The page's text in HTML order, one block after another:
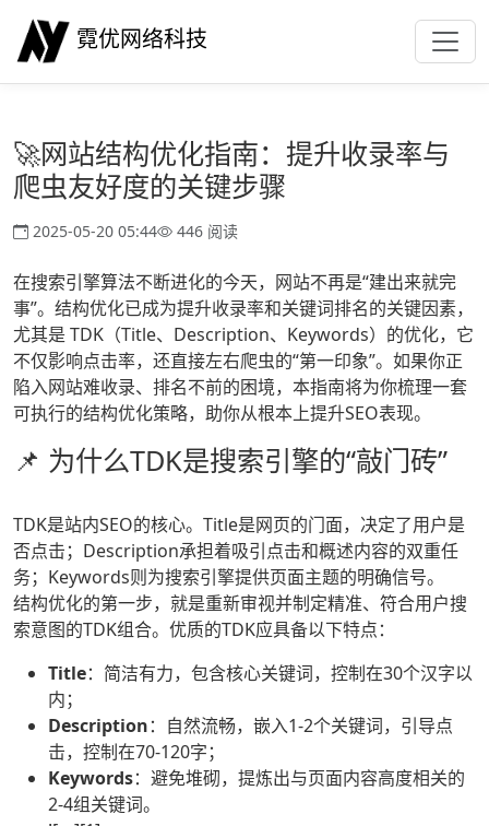
霓优网络科技
🚀网站结构优化指南：提升收录率与
爬虫友好度的关键步骤
2025-05-20 05:44 446 阅读
在搜索引擎算法不断进化的今天，网站不再是“建出来就完
事”。结构优化已成为提升收录率和关键词排名的关键因素，
尤其是 TDK（Title、Description、Keywords）的优化，它
不仅影响点击率，还直接左右爬虫的“第一印象”。如果你正
陷入网站难收录、排名不前的困境，本指南将为你梳理一套
可执行的结构优化策略，助你从根本上提升SEO表现。
📌 为什么TDK是搜索引擎的“敲门砖”
TDK是站内SEO的核心。Title是网页的门面，决定了用户是
否点击；Description承担着吸引点击和概述内容的双重任
务；Keywords则为搜索引擎提供页面主题的明确信号。
结构优化的第一步，就是重新审视并制定精准、符合用户搜
索意图的TDK组合。优质的TDK应具备以下特点：
Title：简洁有力，包含核心关键词，控制在30个汉字以
内；
Description：自然流畅，嵌入1-2个关键词，引导点
击，控制在70-120字；
Keywords：避免堆砌，提炼出与页面内容高度相关的
2-4组关键词。